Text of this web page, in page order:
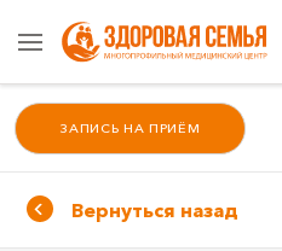
ЗАПИСЬ НА ПРИЁМ
Вернуться назад